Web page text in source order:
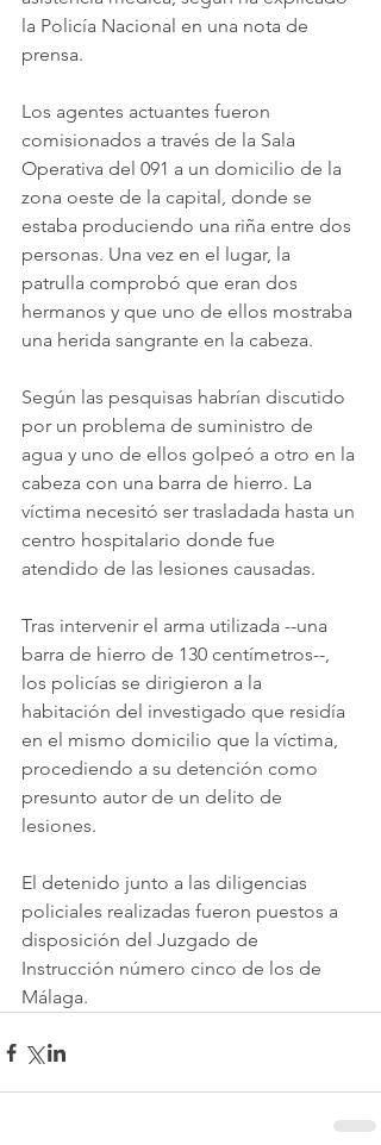
la Policía Nacional en una nota de
prensa.
Los agentes actuantes fueron
comisionados a través de la Sala
Operativa del 091 a un domicilio de la
zona oeste de la capital, donde se
estaba produciendo una riña entre dos
personas. Una vez en el lugar, la
patrulla comprobó que eran dos
hermanos y que uno de ellos mostraba
una herida sangrante en la cabeza.
Según las pesquisas habrían discutido
por un problema de suministro de
agua y uno de ellos golpeó a otro en la
cabeza con una barra de hierro. La
víctima necesitó ser trasladada hasta un
centro hospitalario donde fue
atendido de las lesiones causadas.
Tras intervenir el arma utilizada --una
barra de hierro de 130 centímetros--,
los policías se dirigieron a la
habitación del investigado que residía
en el mismo domicilio que la víctima,
procediendo a su detención como
presunto autor de un delito de
lesiones.
El detenido junto a las diligencias
policiales realizadas fueron puestos a
disposición del Juzgado de
Instrucción número cinco de los de
Málaga.